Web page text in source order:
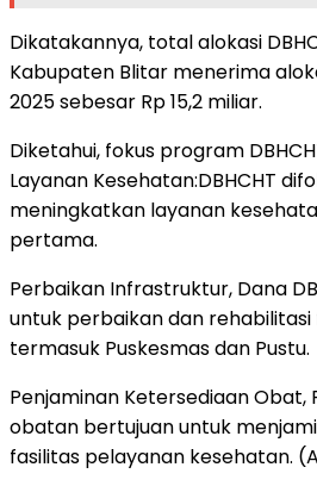
Dikatakannya, total alokasi
Kabupaten Blitar menerima
2025 sebesar Rp 15,2 miliar.
Diketahui, fokus program
Layanan Kesehatan:DBHCHT
meningkatkan layanan
pertama.
Perbaikan Infrastruktur, Dana
untuk perbaikan dan
termasuk Puskesmas dan Pustu.
Penjaminan Ketersediaan
obatan bertujuan untuk
fasilitas pelayanan kesehatan.